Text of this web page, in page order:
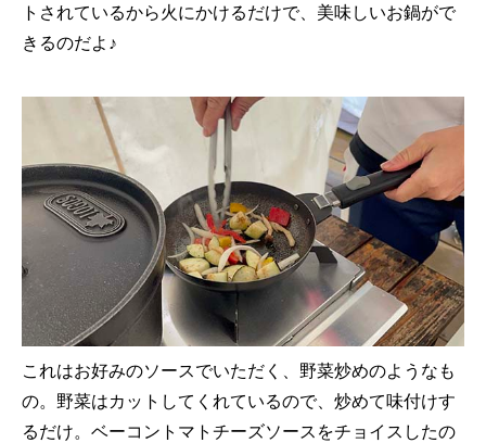
トされているから火にかけるだけで、美味しいお鍋がで
きるのだよ♪
これはお好みのソースでいただく、野菜炒めのようなも
の。野菜はカットしてくれているので、炒めて味付けす
るだけ。ベーコントマトチーズソースをチョイスしたの